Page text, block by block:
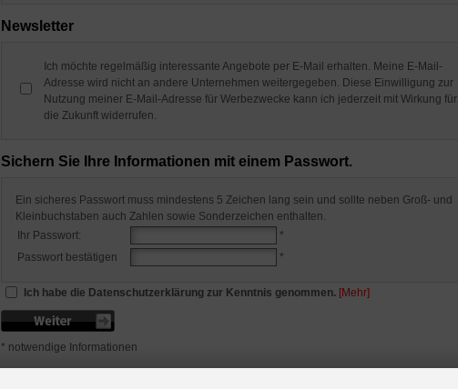
Newsletter
Ich möchte regelmäßig interessante Angebote per E-Mail erhalten. Meine E-Mail-
Adresse wird nicht an andere Unternehmen weitergegeben. Diese Einwilligung zur
Nutzung meiner E-Mail-Adresse für Werbezwecke kann ich jederzeit mit Wirkung für
die Zukunft widerrufen.
Sichern Sie Ihre Informationen mit einem Passwort.
Ein sicheres Passwort muss mindestens 5 Zeichen lang sein und sollte neben Groß- und
Kleinbuchstaben auch Zahlen sowie Sonderzeichen enthalten.
Ihr Passwort:
*
Passwort bestätigen
*
Ich habe die Datenschutzerklärung zur Kenntnis genommen. [Mehr]
* notwendige Informationen